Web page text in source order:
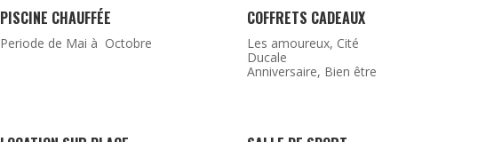
PISCINE CHAUFFÉE
Periode de Mai à Octobre
COFFRETS CADEAUX
Les amoureux, Cité
Ducale
Anniversaire, Bien être